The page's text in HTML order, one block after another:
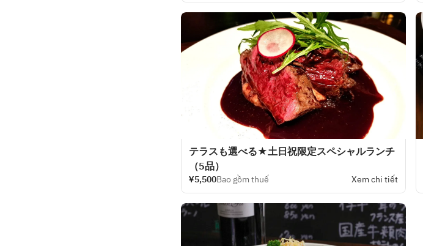
テラスも選べる★土日祝限定スペシャルランチ
（5品）
¥5,500Bao gồm thuế Xem chi tiết